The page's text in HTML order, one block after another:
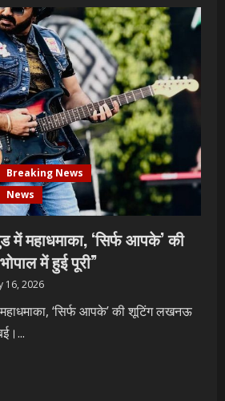
Breaking News
News
में महाधमाका, ‘सिर्फ आपके’ की
में हुई पूरी”
16, 2026
‘सिर्फ आपके’ की शूटिंग लखनऊ